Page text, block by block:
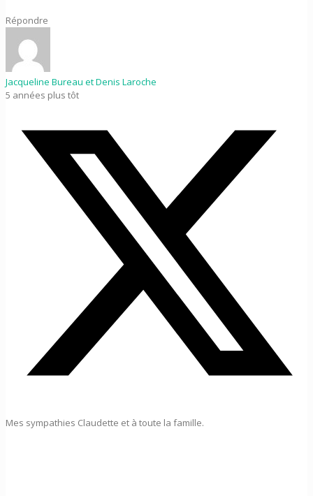
Répondre
Jacqueline Bureau et Denis Laroche
5 années plus tôt
Mes sympathies Claudette et à toute la famille.